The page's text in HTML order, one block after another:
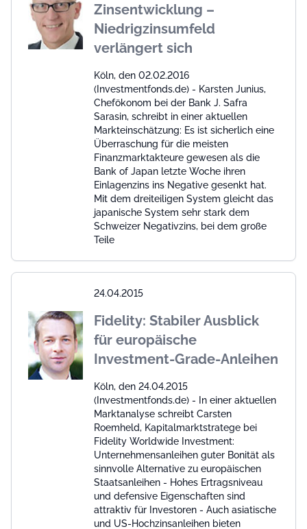
Zinsentwicklung –
Niedrigzinsumfeld
verlängert sich
Köln, den 02.02.2016
(Investmentfonds.de) - Karsten Junius,
Chefökonom bei der Bank J. Safra
Sarasin, schreibt in einer aktuellen
Markteinschätzung: Es ist sicherlich eine
Überraschung für die meisten
Finanzmarktakteure gewesen als die
Bank of Japan letzte Woche ihren
Einlagenzins ins Negative gesenkt hat.
Mit dem dreiteiligen System gleicht das
japanische System sehr stark dem
Schweizer Negativzins, bei dem große
Teile
24.04.2015
Fidelity: Stabiler Ausblick
für europäische
Investment-Grade-Anleihen
Köln, den 24.04.2015
(Investmentfonds.de) - In einer aktuellen
Marktanalyse schreibt Carsten
Roemheld, Kapitalmarktstratege bei
Fidelity Worldwide Investment:
Unternehmensanleihen guter Bonität als
sinnvolle Alternative zu europäischen
Staatsanleihen - Hohes Ertragsniveau
und defensive Eigenschaften sind
attraktiv für Investoren - Auch asiatische
und US-Hochzinsanleihen bieten